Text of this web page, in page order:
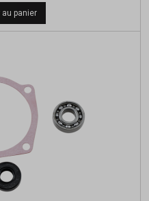
de
base
au panier